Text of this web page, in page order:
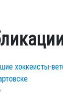
хоккеисты-